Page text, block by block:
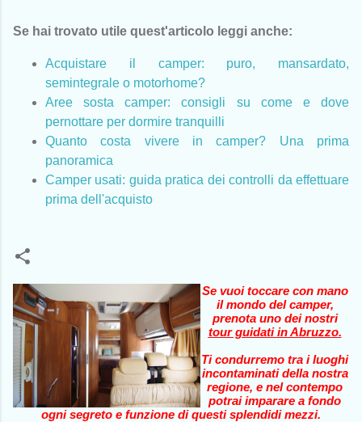
Se hai trovato utile quest'articolo leggi anche:
Acquistare il camper: puro, mansardato,
semintegrale o motorhome?
Aree sosta camper: consigli su come e dove
pernottare per dormire tranquilli
Quanto costa vivere in camper? Una prima
panoramica
Camper usati: guida pratica dei controlli da effettuare
prima dell'acquisto
Se vuoi toccare con mano
il mondo del camper,
prenota uno dei nostri
tour guidati in Abruzzo.
Ti condurremo tra i luoghi
incontaminati della nostra
regione, e nel contempo
potrai imparare a fondo
ogni segreto e funzione di questi splendidi mezzi.